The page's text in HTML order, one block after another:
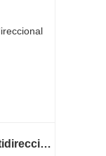
Carretilla elevadora multidireccional de carrocería ancha de 3,5 a 5 toneladas